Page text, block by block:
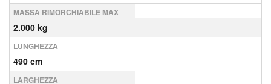
MASSA RIMORCHIABILE MAX
2.000 kg
LUNGHEZZA
490 cm
LARGHEZZA